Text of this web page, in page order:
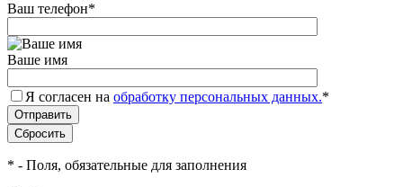
Ваш телефон*
Ваше имя
Я согласен на обработку персональных данных.*
* - Поля, обязательные для заполнения